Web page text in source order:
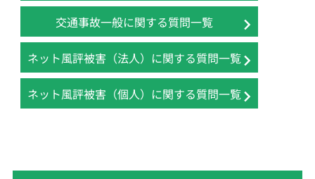
交通事故一般に関する質問一覧
ネット風評被害（法人）に関する質問一覧
ネット風評被害（個人）に関する質問一覧